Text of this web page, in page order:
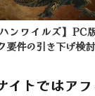
ハンワイルズ】PC
要件の引き下げ検
イトではア